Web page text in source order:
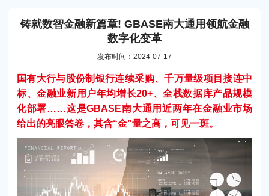
铸就数智金融新篇章! GBASE南大通用领航金融
数字化变革
发布时间：2024-07-17
国有大行与股份制银行连续采购、千万量级项目接连中
标、金融业新用户年均增长20+、全栈数据库产品规模
化部署……这是GBASE南大通用近两年在金融业市场
给出的亮眼答卷，其含“金”量之高，可见一斑。